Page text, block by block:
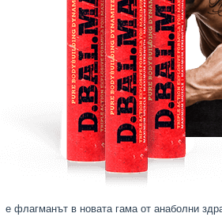
е флагманът в новата гама от анаболни